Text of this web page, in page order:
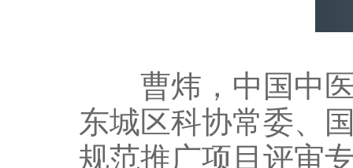
曹炜，中国中医
东城区科协常委、
规范推广项目评审